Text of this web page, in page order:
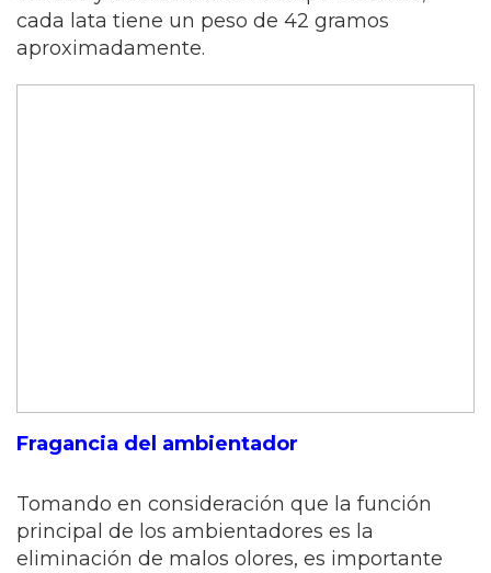
cada lata tiene un peso de 42 gramos
aproximadamente.
Fragancia del ambientador
Tomando en consideración que la función
principal de los ambientadores es la
eliminación de malos olores, es importante